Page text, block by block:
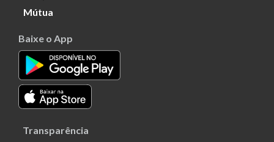
Mútua
Baixe o App
Transparência